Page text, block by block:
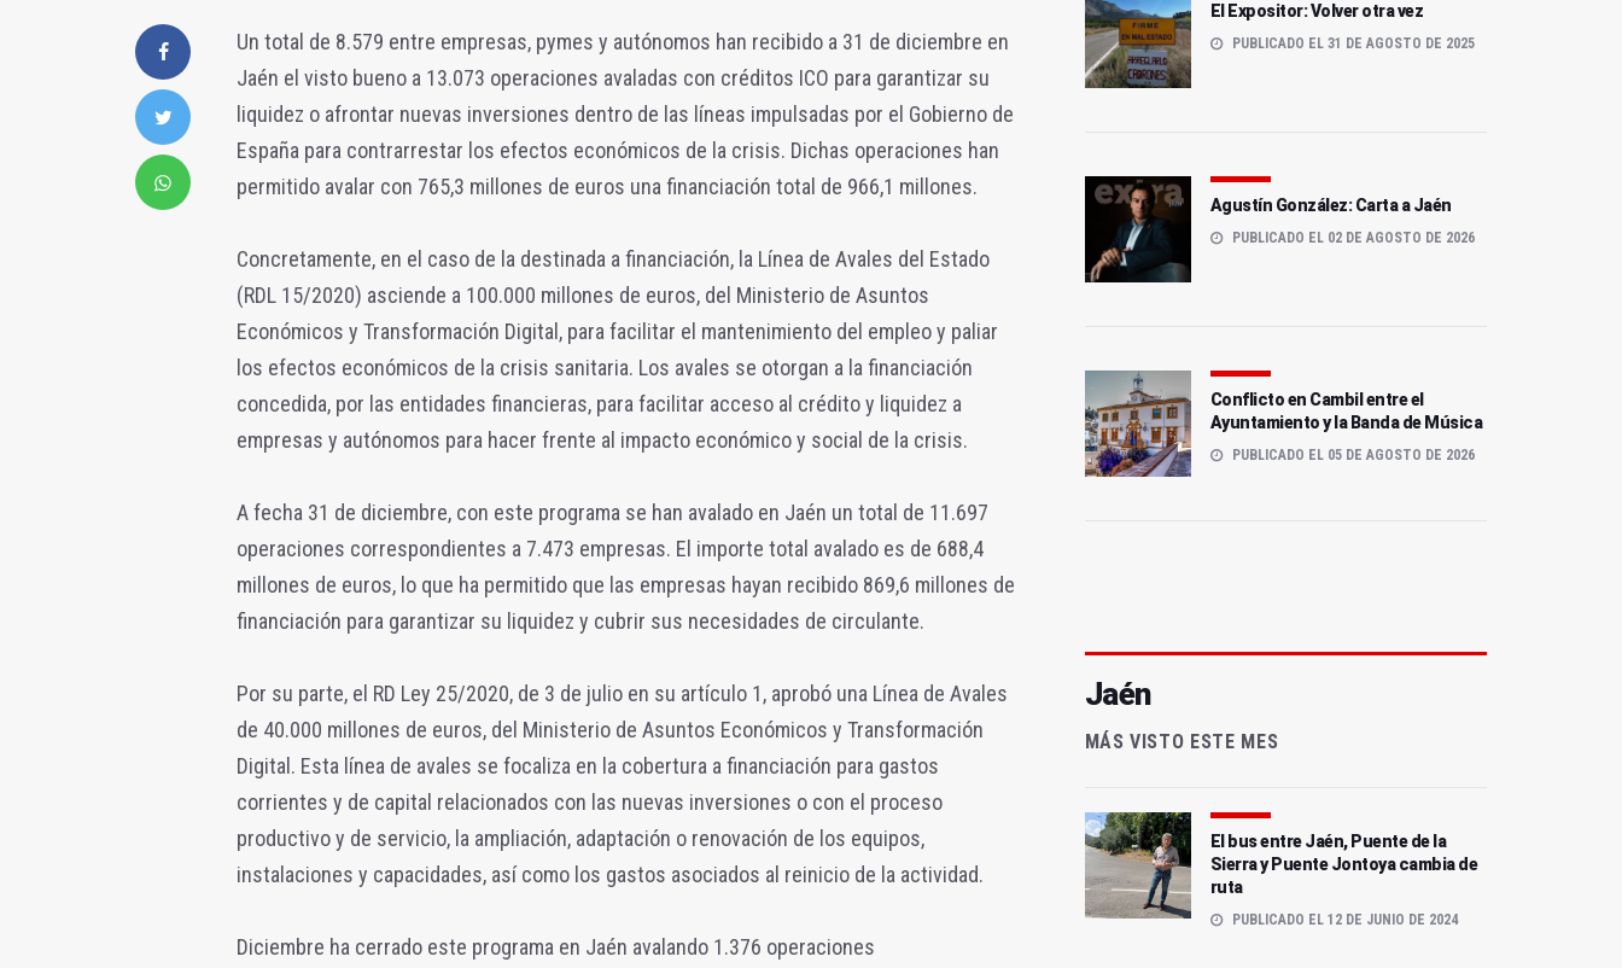
Un total de 8.579 entre empresas, pymes y autónomos han recibido a 31 de diciembre en
Jaén el visto bueno a 13.073 operaciones avaladas con créditos ICO para garantizar su
liquidez o afrontar nuevas inversiones dentro de las líneas impulsadas por el Gobierno de
España para contrarrestar los efectos económicos de la crisis. Dichas operaciones han
permitido avalar con 765,3 millones de euros una financiación total de 966,1 millones.
Concretamente, en el caso de la destinada a financiación, la Línea de Avales del Estado
(RDL 15/2020) asciende a 100.000 millones de euros, del Ministerio de Asuntos
Económicos y Transformación Digital, para facilitar el mantenimiento del empleo y paliar
los efectos económicos de la crisis sanitaria. Los avales se otorgan a la financiación
concedida, por las entidades financieras, para facilitar acceso al crédito y liquidez a
empresas y autónomos para hacer frente al impacto económico y social de la crisis.
A fecha 31 de diciembre, con este programa se han avalado en Jaén un total de 11.697
operaciones correspondientes a 7.473 empresas. El importe total avalado es de 688,4
millones de euros, lo que ha permitido que las empresas hayan recibido 869,6 millones de
financiación para garantizar su liquidez y cubrir sus necesidades de circulante.
Por su parte, el RD Ley 25/2020, de 3 de julio en su artículo 1, aprobó una Línea de Avales
de 40.000 millones de euros, del Ministerio de Asuntos Económicos y Transformación
Digital. Esta línea de avales se focaliza en la cobertura a financiación para gastos
corrientes y de capital relacionados con las nuevas inversiones o con el proceso
productivo y de servicio, la ampliación, adaptación o renovación de los equipos,
instalaciones y capacidades, así como los gastos asociados al reinicio de la actividad.
Diciembre ha cerrado este programa en Jaén avalando 1.376 operaciones
El Expositor: Volver otra vez
PUBLICADO EL 31 DE AGOSTO DE 2025
Agustín González: Carta a Jaén
PUBLICADO EL 02 DE AGOSTO DE 2026
Conflicto en Cambil entre el
Ayuntamiento y la Banda de Música
PUBLICADO EL 05 DE AGOSTO DE 2026
Jaén
MÁS VISTO ESTE MES
El bus entre Jaén, Puente de la
Sierra y Puente Jontoya cambia de
ruta
PUBLICADO EL 12 DE JUNIO DE 2024